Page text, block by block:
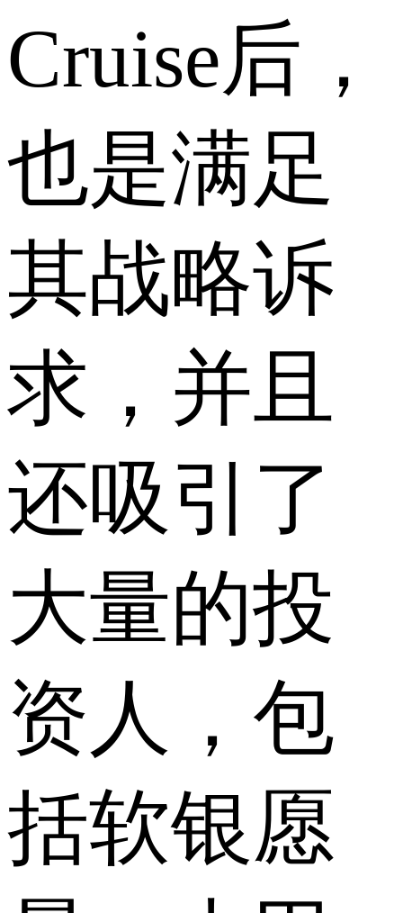
Cruise后，
也是满足
其战略诉
求，并且
还吸引了
大量的投
资人，包
括软银愿